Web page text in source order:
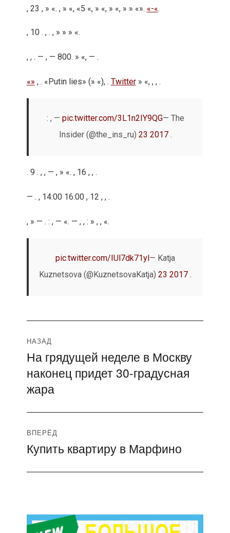
, 23 , » «. , » «, «5 «, » «, » «, » » «». «-«.
, 10 . , . , » » » «.
, , . — , — 800. » «, — .
«» , . «Putin lies» (» «), . Twitter» «, , , .
: , — pic.twitter.com/3L1n2IY9QG— The
Insider (@the_ins_ru) 23 2017 .
. 9 . , , — , » «. , 16 , , .
— . , 14:00 16:00 , 12 , , .
, » — . : , — «. — , , : » , , «.
pic.twitter.com/IUl7dk71yl — Katja
Kuznetsova (@KuznetsovaKatja)23 2017 .
Навигация
по
записям
НАЗАД
Предыдущая
запись:
На грядущей неделе в Москву
наконец придет 30-градусная
жара
ВПЕРЁД
Следующая
Купить квартиру в Марфино